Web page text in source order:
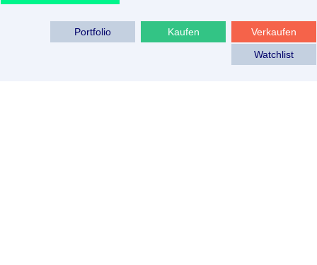
Verkaufen
Kaufen
Portfolio
Watchlist